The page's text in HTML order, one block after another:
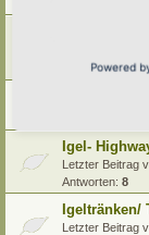
Die
Antworten:22
Tag des
Igel-
Letzter Beitrag
Antworten: 8
Igeltränken/
Letzter Beitrag
Powered